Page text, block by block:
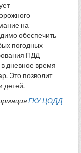
на
обеспечить
погодных
ПДД
дневное время
Это позволит
детей.
ГКУ ЦОДД